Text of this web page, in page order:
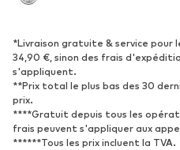
Nouveautés
Baskets
Escarpins et talons hauts
Sandales
Chaussures de sport
*Livraison gratuite & service pour
34,90 €, sinon des frais
s'appliquent.
**Prix total le plus bas des 30
prix.
****Gratuit depuis tous les
frais peuvent s'appliquer aux
******Tous les prix incluent la TVA.